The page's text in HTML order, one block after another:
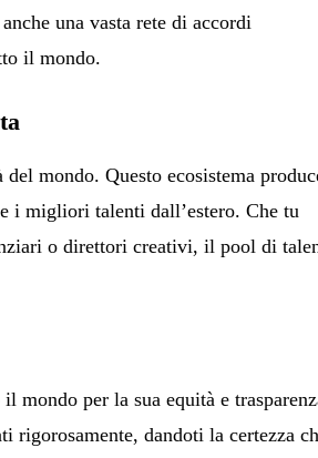
una vasta rete di accordi
il mondo.
mondo. Questo ecosistema
i migliori talenti dall’estero. Che tu
o direttori creativi, il pool di
mondo per la sua equità e
dandoti la certezza